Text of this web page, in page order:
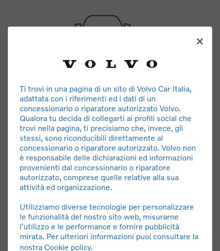
ASSICURAZIONE
Copertura assicurativa RCA e infortunio al conducente.
Limitazione di responsabilità per incendio, furto e danni
ulteriori con franchigie modulabili.
ASSISTENZA E MANUTENZIONE
Ti trovi in una pagina di un sito di Volvo Car Italia,
adattata con i riferimenti ed i dati di un
concessionario o riparatore autorizzato Volvo.
Qualora tu decida di collegarti ai profili social che
trovi nella pagina, ti precisiamo che, invece, gli
stessi, sono riconducibili direttamente al
concessionario o riparatore autorizzato. Volvo non
è responsabile delle dichiarazioni ed informazioni
provenienti dal concessionario o riparatore
autorizzato, comprese quelle relative alla sua
attività ed organizzazione.
Utilizziamo diverse tecnologie per personalizzare
le funzionalità del nostro sito web, misurarne
l'utilizzo e le performance e fornire pubblicità
mirata. Per ulteriori informazioni puoi consultare la
nostra Cookie policy.